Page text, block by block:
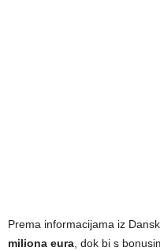
Prema informacijama iz
miliona eura , dok bi s